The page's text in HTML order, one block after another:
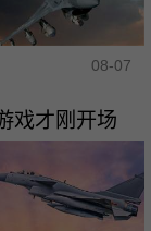
08-07
戏才刚开场